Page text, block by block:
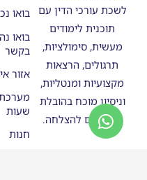
לשכת עורכי הדין עם
תוכנית לימודים
מעשית, סימולציות,
תרגולים, הרצאות
מקצועיות ומנטליות,
וניסיון מוכח בהובלת
מתמחים להצלחה.
בואו נכיר
בואו נהיה
בקשר
אזור אישי
מערכת
שעות
חנות